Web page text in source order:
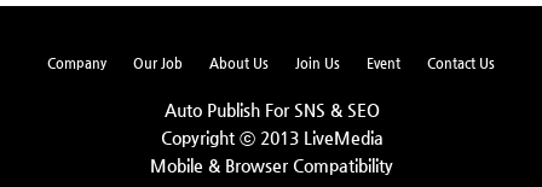
Company Our Job About Us Join Us Event Contact Us
Auto Publish For SNS & SEO
Copyright ⓒ 2013 LiveMedia
Mobile & Browser Compatibility